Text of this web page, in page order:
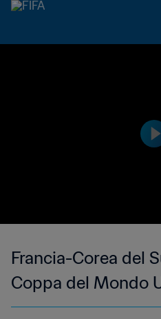
Francia-Corea del
Coppa del Mondo
Indonesia 2023 |